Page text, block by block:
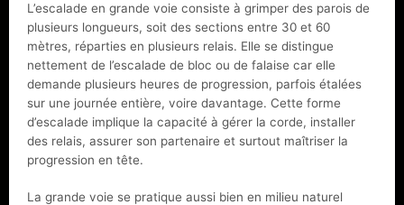
L’escalade en grande voie consiste à grimper des parois de
plusieurs longueurs, soit des sections entre 30 et 60
mètres, réparties en plusieurs relais. Elle se distingue
nettement de l’escalade de bloc ou de falaise car elle
demande plusieurs heures de progression, parfois étalées
sur une journée entière, voire davantage. Cette forme
d’escalade implique la capacité à gérer la corde, installer
des relais, assurer son partenaire et surtout maîtriser la
progression en tête.
La grande voie se pratique aussi bien en milieu naturel